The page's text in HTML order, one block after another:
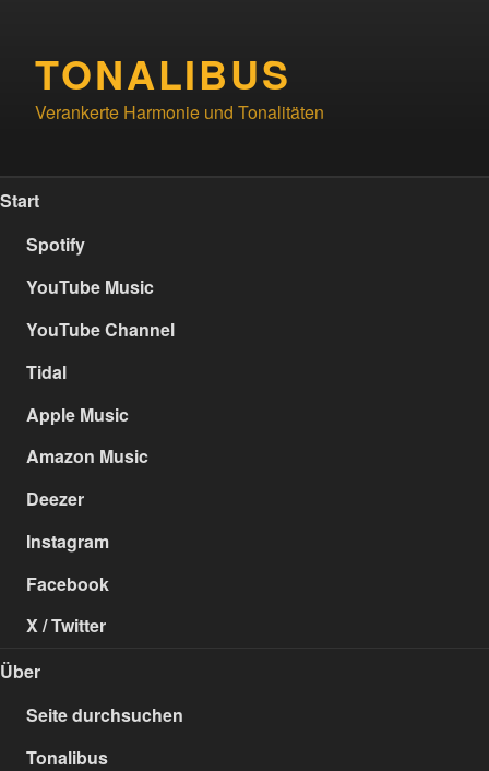
springenTONALIBUS
Verankerte Harmonie und Tonalitäten
Start
Spotify
YouTube Music
YouTube Channel
Tidal
Apple Music
Amazon Music
Deezer
Instagram
Facebook
X / Twitter
Über
Seite durchsuchen
Tonalibus